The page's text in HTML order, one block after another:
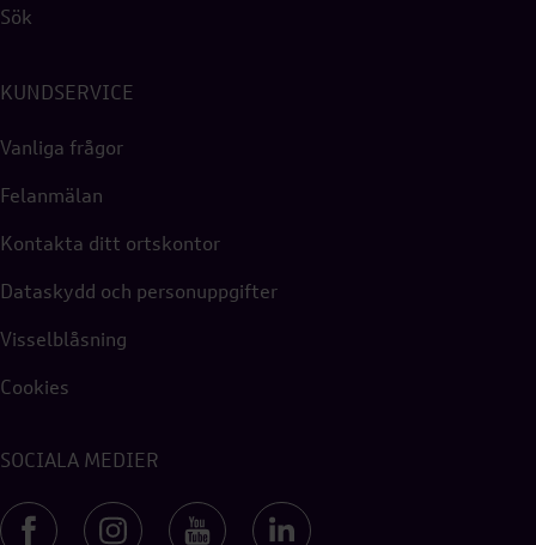
Sök
KUNDSERVICE
Vanliga frågor
Felanmälan
Kontakta ditt ortskontor
Dataskydd och personuppgifter
Visselblåsning
Cookies
SOCIALA MEDIER